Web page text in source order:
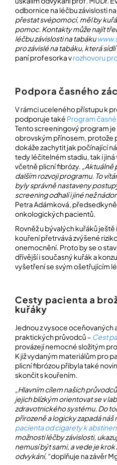
odbornice na léčbu závislosti
přestat svépomocí, měl by
pomoc. Kontakty může najít
léčbu závislosti na tabáku
pro závislé na tabáku, která
paní profesorka vrozhovoru
Podpora časného
V rámci uceleného přístupu k
podporuje také Program
Tento screeningový program
obrovským přínosem, protože
dokáže zachytit jak počínající
tedy léčitelném stadiu, tak i
včetně plicní fibrózy. „Aktuálně
dalším rozvoji programu. To
byly správně nastaveny
screening odhalí i jiné než
Petra Adámková,
onkologických pacientů.
Rovněž u bývalých kuřáků
kouření přetrvává zvýšené
onemocnění. Proto by se o
dřívější i současný kuřák a
vyšetření se svým ošetřujícím
Cesty pacienta a
kuřáky
Jednou z vysoce oceňovaných
praktických průvodců – Cest
provázejí nemocné složitým
K již vydaným materiálům pro
plicní fibrózou přibyla také
skončit s kouřením.
„Hlavním cílem našich
jejich blízkým orientovat se v
zdravotnického systému. Do
přirozeně a logicky zapadá náš
pacienta od cigarety k
možnosti léčby závislosti,
nemusí být sami, a vede je
odvykání,“doplňuje na závěr